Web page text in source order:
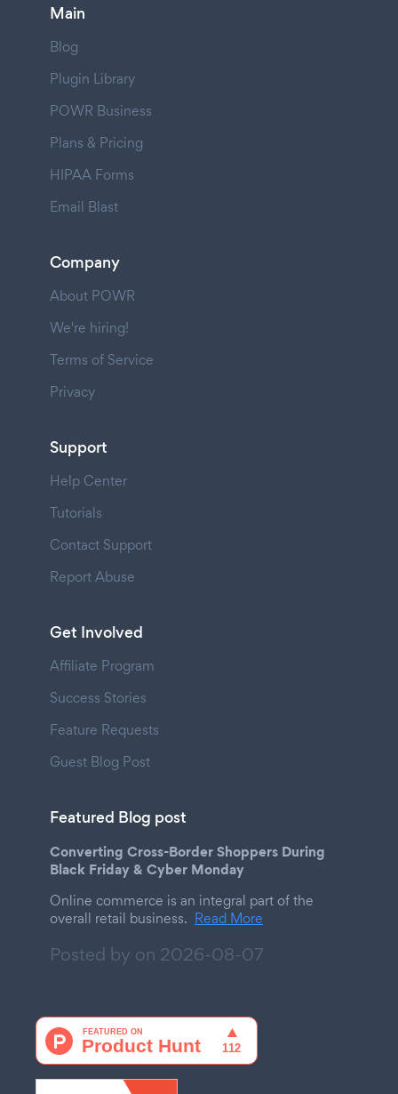
Main
Blog
Plugin Library
POWR Business
Plans & Pricing
HIPAA Forms
Email Blast
Company
About POWR
We're hiring!
Terms of Service
Privacy
Support
Help Center
Tutorials
Contact Support
Report Abuse
Get Involved
Affiliate Program
Success Stories
Feature Requests
Guest Blog Post
Featured Blog post
Converting Cross-Border Shoppers During
Black Friday & Cyber Monday
Online commerce is an integral part of the
overall retail business. Read More
Posted by on 2026-08-07